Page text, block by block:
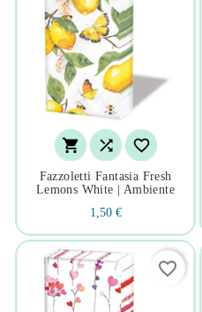
  
Fazzoletti Fantasia Fresh
Lemons White | Ambiente
1,50 €
favorite_border